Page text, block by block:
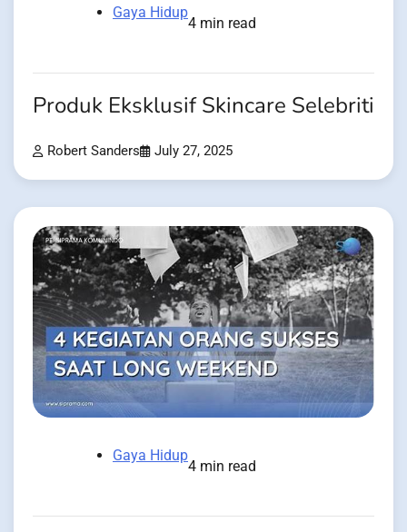
Gaya Hidup
4 min read
Produk Eksklusif Skincare Selebriti
Robert Sanders July 27, 2025
Gaya Hidup
4 min read